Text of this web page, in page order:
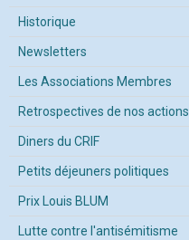
Historique
Newsletters
Les Associations Membres
Retrospectives de nos actions
Diners du CRIF
Petits déjeuners politiques
Prix Louis BLUM
Lutte contre l'antisémitisme